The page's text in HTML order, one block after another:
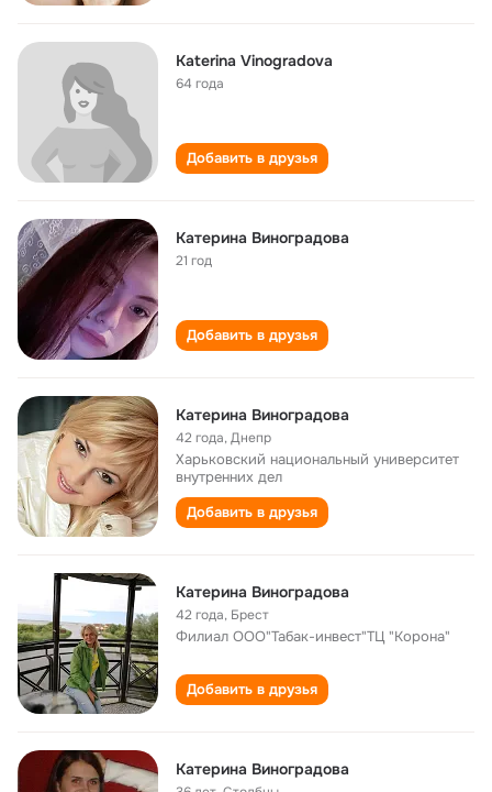
Katerina Vinogradova
64 года
Добавить в друзья
Катерина Виноградова
21 год
Добавить в друзья
Катерина Виноградова
42 года,Днепр
Харьковский национальный университет
внутренних дел
Добавить в друзья
Катерина Виноградова
42 года, Брест
Филиал ООО"Табак-инвест"ТЦ "Корона"
Добавить в друзья
Катерина Виноградова